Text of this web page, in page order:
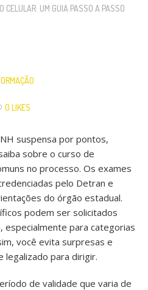
CELULAR: UM GUIA PASSO A PASSO
0 LIKES
suspensa por pontos,
sobre o curso de
no processo. Os exames
pelo Detran e
do órgão estadual.
podem ser solicitados
para categorias
você evita surpresas e
legalizado para dirigir.
de validade que varia de